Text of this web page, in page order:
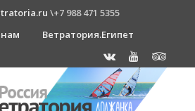
\+7 988 471 5355
Ветратория.Египет